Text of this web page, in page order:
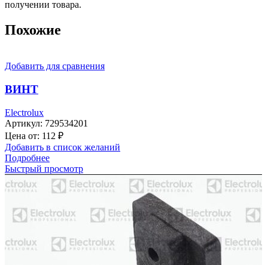
получении товара.
Похожие
Добавить для сравнения
ВИНТ
Electrolux
Артикул: 729534201
Цена от: 112 ₽
Добавить в список желаний
Подробнее
Быстрый просмотр